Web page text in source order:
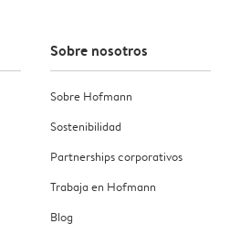
Sobre nosotros
Sobre Hofmann
Sostenibilidad
Partnerships corporativos
Trabaja en Hofmann
Blog